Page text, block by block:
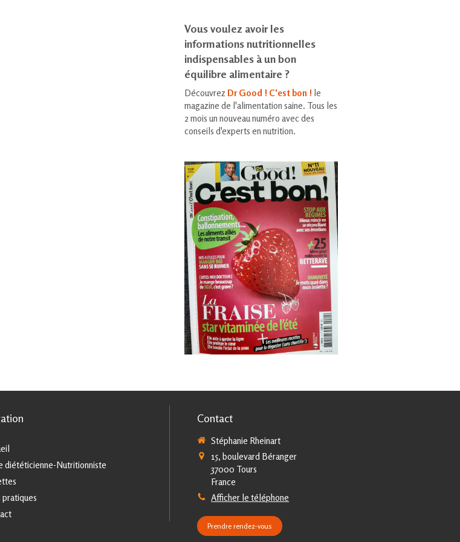
Vous voulez avoir les
informations nutritionnelles
indispensables à un bon
équilibre alimentaire ?
Découvrez Dr Good ! C'est bon ! le
magazine de l'alimentation saine. Tous les
2 mois un nouveau numéro avec des
conseils d'experts en nutrition.
diététicienne-Nutritionniste
pratiques
Contact
Stéphanie Rheinart
15, boulevard Béranger
37000 Tours
France
Afficher le téléphone
Prendre rendez-vous
Personnalisez vos préférences pour contrôler la manière dont vos informations sont manipulées.